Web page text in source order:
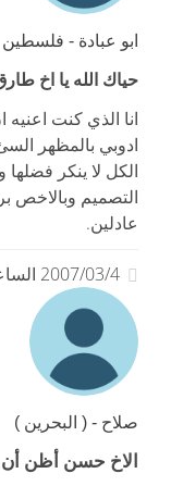
ابو عبادة - فلسطين
حياك الله يا اخ
انا الذي كنت
ادوبي بالمظهر
الكل لا ينكر فضلها
التصميم وبالاخص
عادلين.
2007/03/4 الساعة 02:29
صلاح - ( البحرين )
الاخ حسن أظن أن